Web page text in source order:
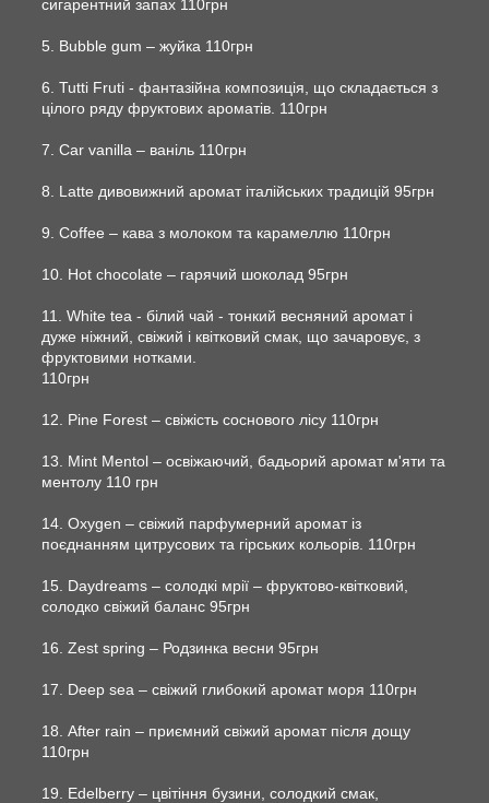
сигарентний запах 110грн
5. Bubble gum – жуйка 110грн
6. Tutti Fruti - фантазійна композиція, що складається з
цілого ряду фруктових ароматів. 110грн
7. Car vanilla – ваніль 110грн
8. Latte дивовижний аромат італійських традицій 95грн
9. Сoffee – кава з молоком та карамеллю 110грн
10. Hot chocolate – гарячий шоколад 95грн
11. White tea - білий чай - тонкий весняний аромат і
дуже ніжний, свіжий і квітковий смак, що зачаровує, з
фруктовими нотками.
110грн
12. Pine Forest – свіжість соснового лісу 110грн
13. Mint Mentol – освіжаючий, бадьорий аромат м'яти та
ментолу 110 грн
14. Oxygen – свіжий парфумерний аромат із
поєднанням цитрусових та гірських кольорів. 110грн
15. Daydreams – солодкі мрії – фруктово-квітковий,
солодко свіжий баланс 95грн
16. Zest spring – Родзинка весни 95грн
17. Deep sea – свіжий глибокий аромат моря 110грн
18. After rain – приємний свіжий аромат після дощу
110грн
19. Edelberry – цвітіння бузини, солодкий смак,